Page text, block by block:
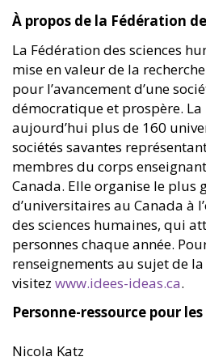
À propos de la Fédération
La Fédération des sciences
mise en valeur de la
pour l’avancement d’une
démocratique et prospère.
aujourd’hui plus de 160
sociétés savantes
membres du corps
Canada. Elle organise le plus
d’universitaires au Canada à
des sciences humaines, qui
personnes chaque année.
renseignements au sujet de
visitez www.idees-ideas.ca.
Personne-ressource pour
Nicola Katz